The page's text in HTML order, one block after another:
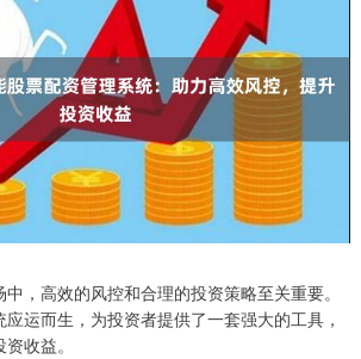
，高效的风控和合理的投资策略至关重要。
运而生，为投资者提供了一套强大的工具，
收益。